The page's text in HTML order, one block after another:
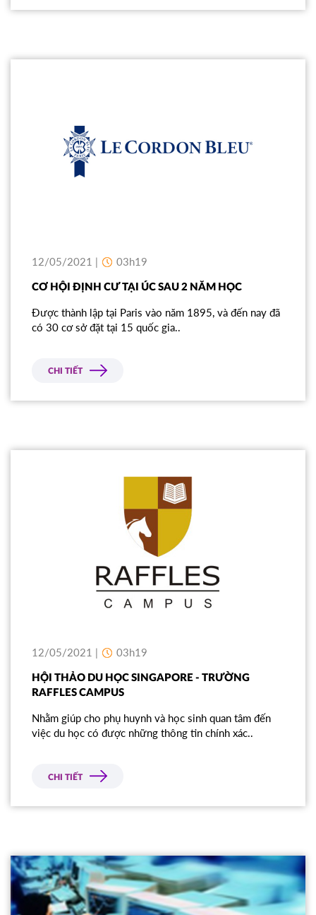
12/05/2021 | 03h19
CƠ HỘI ĐỊNH CƯ TẠI ÚC SAU 2 NĂM HỌC
Được thành lập tại Paris vào năm 1895, và đến nay đã
có 30 cơ sở đặt tại 15 quốc gia..
CHI TIẾT
12/05/2021 | 03h19
HỘI THẢO DU HỌC SINGAPORE - TRƯỜNG
RAFFLES CAMPUS
Nhằm giúp cho phụ huynh và học sinh quan tâm đến
việc du học có được những thông tin chính xác..
CHI TIẾT